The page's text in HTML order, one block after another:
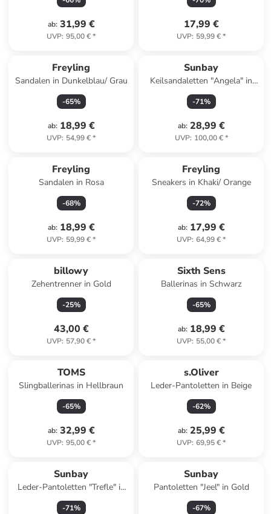
ab: 31,99 €
UVP: 95,00 €*
17,99 €
UVP: 59,99 €*
Freyling
Sandalen in Dunkelblau/ Grau
-65%
ab: 18,99 €
UVP: 54,99 €*
Sunbay
Keilsandaletten "Angela" in
Schwarz
-71%
ab: 28,99 €
UVP: 100,00 €*
Freyling
Sandalen in Rosa
-68%
ab: 18,99 €
UVP: 59,99 €*
Freyling
Sneakers in Khaki/ Orange
-72%
ab: 17,99 €
UVP: 64,99 €*
billowy
Zehentrenner in Gold
-25%
43,00 €
UVP: 57,90 €*
Sixth Sens
Ballerinas in Schwarz
-65%
ab: 18,99 €
UVP: 55,00 €*
TOMS
Slingballerinas in Hellbraun
-65%
ab: 32,99 €
UVP: 95,00 €*
s.Oliver
Leder-Pantoletten in Beige
-62%
ab: 25,99 €
UVP: 69,95 €*
Sunbay
Leder-Pantoletten "Trefle" in
Beige
-71%
Sunbay
Pantoletten "Jeel" in Gold
-67%